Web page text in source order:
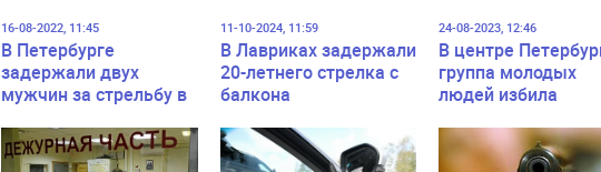
16-08-2022, 11:45
В Петербурге
задержали двух
мужчин за стрельбу в
11-10-2024, 11:59
В Лавриках задержали
20-летнего стрелка с
балкона
24-08-2023, 12:46
В центре
группа молодых
людей избила